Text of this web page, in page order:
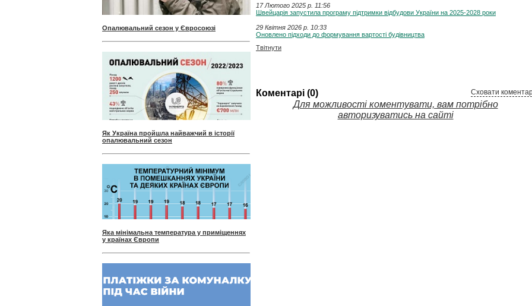
Опалювальний сезон у Євросоюзі
Як Україна пройшла найважчий в історії
опалювальний сезон
Яка мінімальна температура у приміщеннях
у країнах Європи
17 Лютого 2025 p. 11:56
Швейцарія запустила програму підтримки відбудови України на 2025-2028 роки
29 Квітня 2026 p. 10:33
Оновлено підходи до формування вартості будівництва
Твітнути
Коментарі (0) Сховати
Для можливості коментувати, вам потрібно
авторизуватись на сайті